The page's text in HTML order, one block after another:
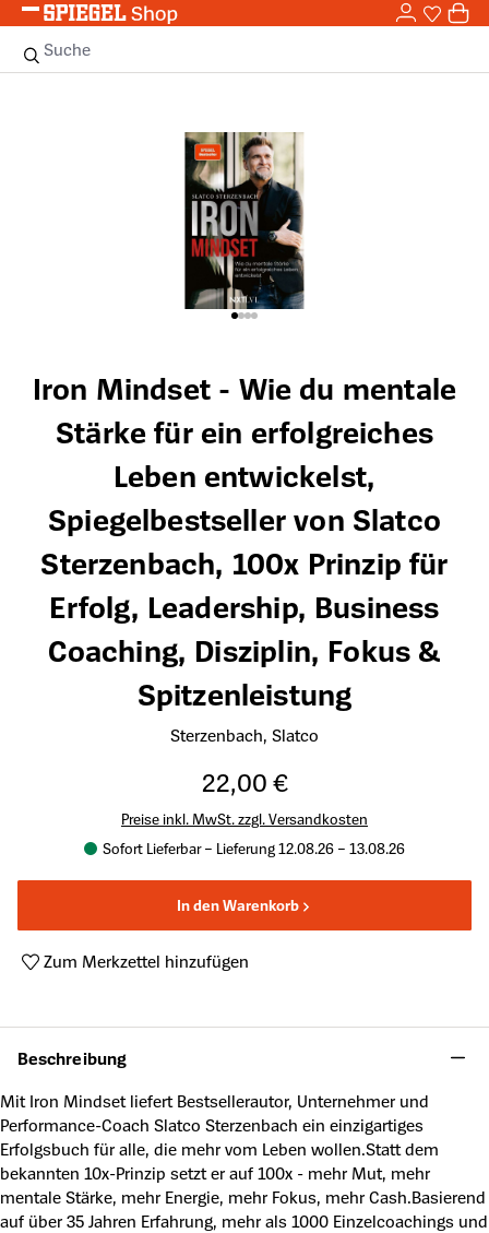
Zum Hauptinhalt springen 0
Suche
Iron Mindset - Wie du mentale
Stärke für ein erfolgreiches
Leben entwickelst,
Spiegelbestseller von Slatco
Sterzenbach, 100x Prinzip für
Erfolg, Leadership, Business
Coaching, Disziplin, Fokus &
Spitzenleistung
Sterzenbach, Slatco
22,00 €
Preise inkl. MwSt. zzgl. Versandkosten
Sofort Lieferbar – Lieferung 12.08.26 – 13.08.26
In den Warenkorb
Zum Merkzettel hinzufügen
Beschreibung
Mit Iron Mindset liefert Bestsellerautor, Unternehmer und
Performance-Coach Slatco Sterzenbach ein einzigartiges
Erfolgsbuch für alle, die mehr vom Leben wollen.Statt dem
bekannten 10x-Prinzip setzt er auf 100x - mehr Mut, mehr
mentale Stärke, mehr Energie, mehr Fokus, mehr Cash.Basierend
auf über 35 Jahren Erfahrung, mehr als 1000 Einzelcoachings und